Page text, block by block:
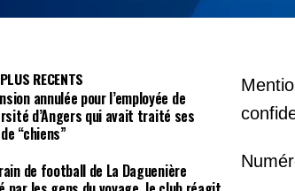
RECENTS
annulée pour l’employée de
d’Angers qui avait traité ses
“chiens”
de football de La Daguenière